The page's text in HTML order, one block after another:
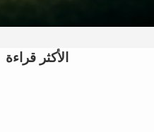
الأكثر قراءة